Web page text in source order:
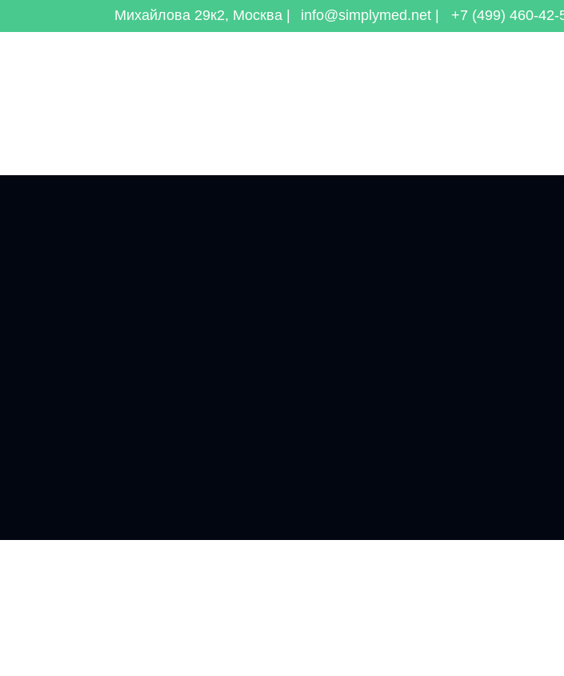
info@simplymed.net | +7 (499) 460-42-
Михайлова 29к2, Москва |